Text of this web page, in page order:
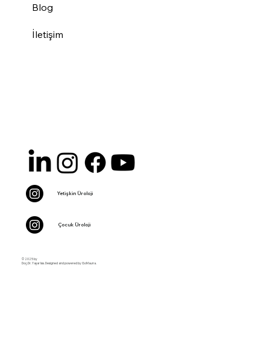
© 2025 by
Doç.Dr. Yaşar Issı. Designed and powered by GoMauna.
Yetişkin Üroloji
Çocuk Üroloji
Blog
İletişim